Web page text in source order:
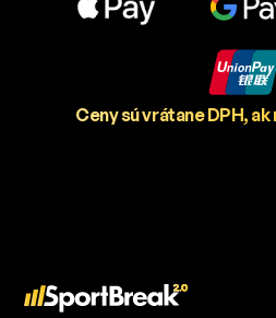
Ceny sú vrátane DPH,